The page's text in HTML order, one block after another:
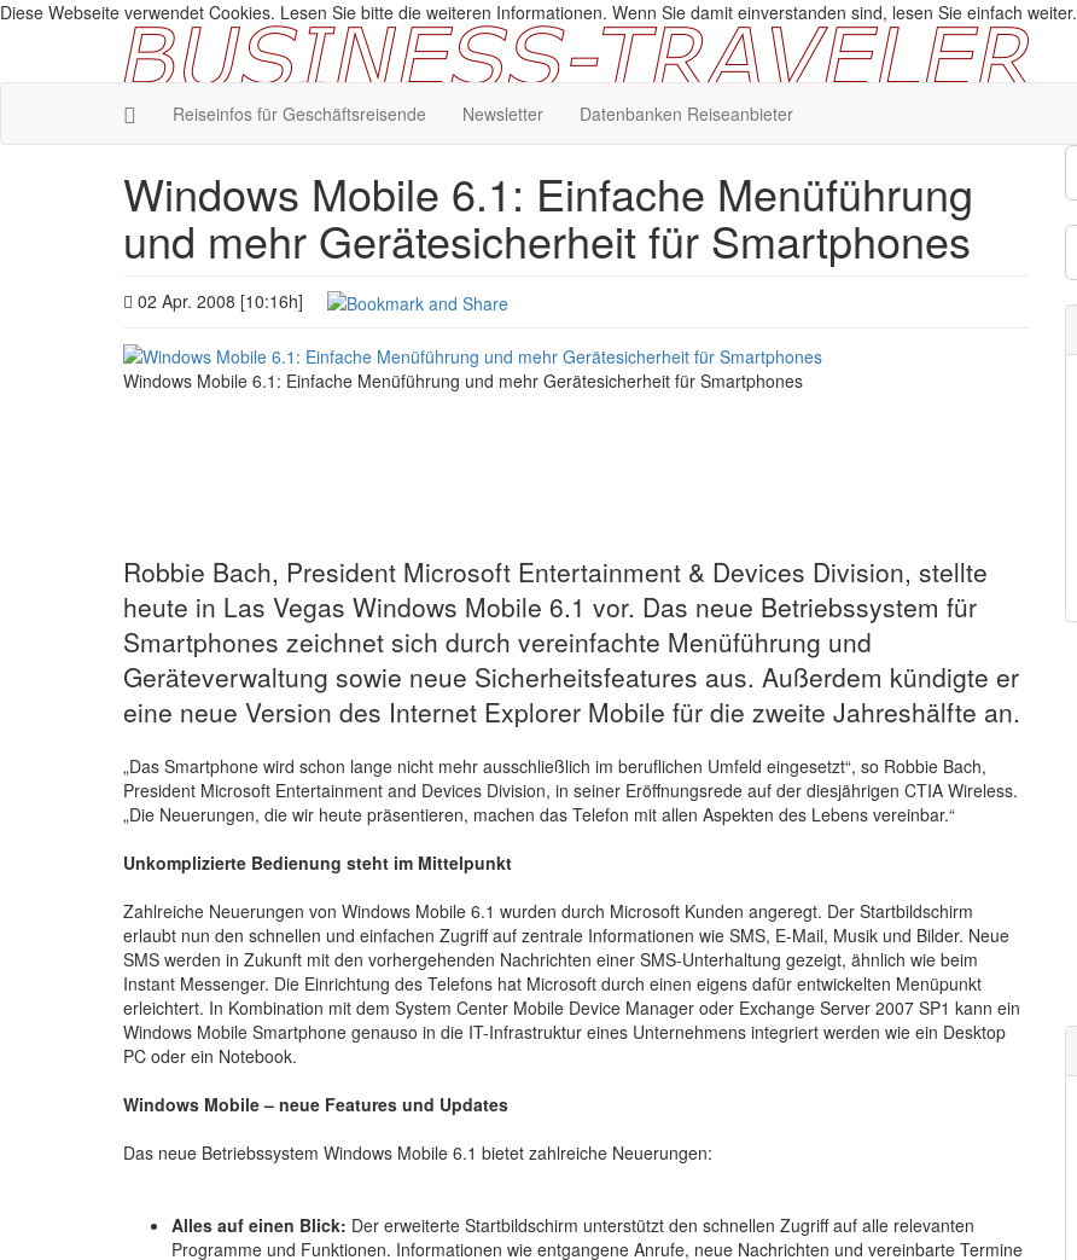
Diese Webseite verwendet Cookies. Lesen Sie bitte die weiteren Informationen. Wenn Sie damit einverstanden sind, lesen Sie einfach weiter.
Reiseinfos für Geschäftsreisende Newsletter Datenbanken Reiseanbieter
Windows Mobile 6.1: Einfache Menüführung
und mehr Gerätesicherheit für Smartphones
02 Apr. 2008 [10:16h]
Windows Mobile 6.1: Einfache Menüführung und mehr Gerätesicherheit für Smartphones
Robbie Bach, President Microsoft Entertainment & Devices Division, stellte
heute in Las Vegas Windows Mobile 6.1 vor. Das neue Betriebssystem für
Smartphones zeichnet sich durch vereinfachte Menüführung und
Geräteverwaltung sowie neue Sicherheitsfeatures aus. Außerdem kündigte er
eine neue Version des Internet Explorer Mobile für die zweite Jahreshälfte an.
„Das Smartphone wird schon lange nicht mehr ausschließlich im beruflichen Umfeld eingesetzt“, so Robbie Bach,
President Microsoft Entertainment and Devices Division, in seiner Eröffnungsrede auf der diesjährigen CTIA Wireless.
„Die Neuerungen, die wir heute präsentieren, machen das Telefon mit allen Aspekten des Lebens vereinbar.“
Unkomplizierte Bedienung steht im Mittelpunkt
Zahlreiche Neuerungen von Windows Mobile 6.1 wurden durch Microsoft Kunden angeregt. Der Startbildschirm
erlaubt nun den schnellen und einfachen Zugriff auf zentrale Informationen wie SMS, E-Mail, Musik und Bilder. Neue
SMS werden in Zukunft mit den vorhergehenden Nachrichten einer SMS-Unterhaltung gezeigt, ähnlich wie beim
Instant Messenger. Die Einrichtung des Telefons hat Microsoft durch einen eigens dafür entwickelten Menüpunkt
erleichtert. In Kombination mit dem System Center Mobile Device Manager oder Exchange Server 2007 SP1 kann ein
Windows Mobile Smartphone genauso in die IT-Infrastruktur eines Unternehmens integriert werden wie ein Desktop
PC oder ein Notebook.
Windows Mobile – neue Features und Updates
Das neue Betriebssystem Windows Mobile 6.1 bietet zahlreiche Neuerungen:
Alles auf einen Blick: Der erweiterte Startbildschirm unterstützt den schnellen Zugriff auf alle relevanten
Programme und Funktionen. Informationen wie entgangene Anrufe, neue Nachrichten und vereinbarte Termine